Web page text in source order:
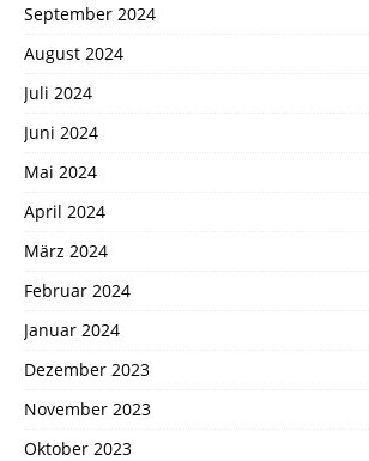
September 2024
August 2024
Juli 2024
Juni 2024
Mai 2024
April 2024
März 2024
Februar 2024
Januar 2024
Dezember 2023
November 2023
Oktober 2023